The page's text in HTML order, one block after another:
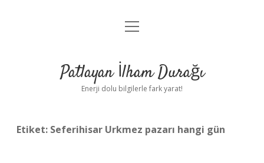
Anasayfa
Yasal Uyarı
menüyü
Patlayan İlham Durağı
Enerji dolu bilgilerle fark yarat!
Etiket: Seferihisar Urkmez pazarı hangi gün